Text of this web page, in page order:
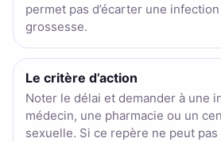
permet pas d’écarter une
grossesse.
Le critère d’action
Noter le délai et demander à une
médecin, une pharmacie ou un
sexuelle. Si ce repère ne peut